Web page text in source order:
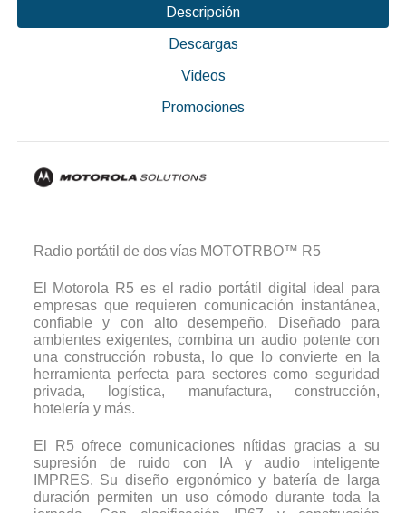
Descripción
Descargas
Videos
Promociones
Radio portátil de dos vías MOTOTRBO™ R5
El Motorola R5 es el radio portátil digital ideal para
empresas que requieren comunicación instantánea,
confiable y con alto desempeño. Diseñado para
ambientes exigentes, combina un audio potente con
una construcción robusta, lo que lo convierte en la
herramienta perfecta para sectores como seguridad
privada, logística, manufactura, construcción,
hotelería y más.
El R5 ofrece comunicaciones nítidas gracias a su
supresión de ruido con IA y audio inteligente
IMPRES. Su diseño ergonómico y batería de larga
duración permiten un uso cómodo durante toda la